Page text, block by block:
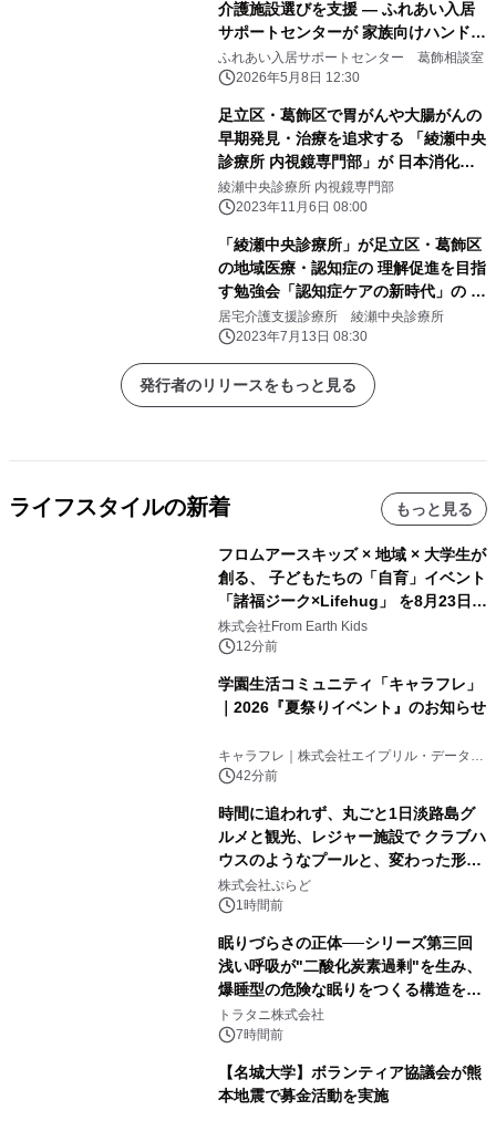
介護施設選びを支援 ― ふれあい入居
サポートセンターが 家族向けハンドブ
ックを無料配布開始 ―
ふれあい入居サポートセンター 葛飾相談室
2026年5月8日 12:30
足立区・葛飾区で胃がんや大腸がんの
早期発見・治療を追求する 「綾瀬中央
診療所 内視鏡専門部」が 日本消化器
病学会の賛助会員へ加入
綾瀬中央診療所 内視鏡専門部
2023年11月6日 08:00
「綾瀬中央診療所」が足立区・葛飾区
の地域医療・認知症の 理解促進を目指
す勉強会「認知症ケアの新時代」の 開
催レポートを公開
居宅介護支援診療所 綾瀬中央診療所
2023年7月13日 08:30
発行者のリリースをもっと見る
ライフスタイルの新着 もっと見る
フロムアースキッズ × 地域 × 大学生が
創る、 子どもたちの「自育」イベント
「諸福ジーク×Lifehug」 を8月23日
(日)開催
株式会社From Earth Kids
12分前
学園生活コミュニティ「キャラフレ」
｜2026『夏祭りイベント』のお知らせ
キャラフレ｜株式会社エイプリル・データ・
デザインズ
42分前
時間に追われず、丸ごと1日淡路島グ
ルメと観光、レジャー施設で クラブハ
ウスのようなプールと、変わった形の
サウナも 「THE BOXY AWAJI」のお
得な素泊まり連泊プランで
株式会社ぷらど
1時間前
眠りづらさの正体──シリーズ第三回
浅い呼吸が"二酸化炭素過剰"を生み、
爆睡型の危険な眠りをつくる構造を解
説
トラタニ株式会社
7時間前
【名城大学】ボランティア協議会が熊
本地震で募金活動を実施